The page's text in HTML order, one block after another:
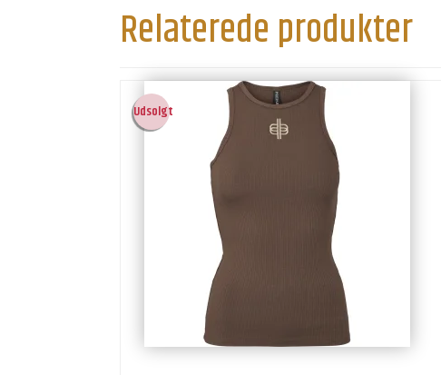
Relaterede produkter
Udsolgt